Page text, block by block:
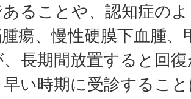
あることや、認知症の
瘍、慢性硬膜下血腫
、長期間放置すると回
い時期に受診するこ